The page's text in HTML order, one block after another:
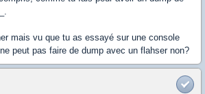
mais vu que tu as essayé sur une console
peut pas faire de dump avec un flahser non?